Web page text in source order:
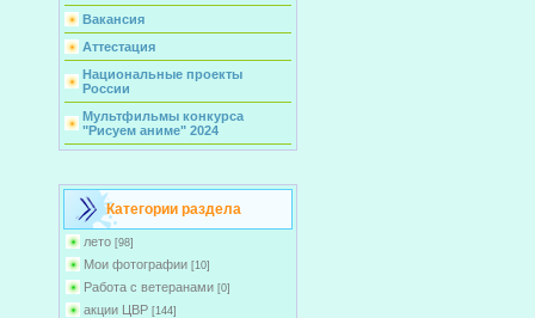
Вакансия
Аттестация
Национальные проекты
России
Мультфильмы конкурса
"Рисуем аниме" 2024
Категории раздела
лето [98]
Мои фотографии [10]
Работа с ветеранами [0]
акции ЦВР [144]